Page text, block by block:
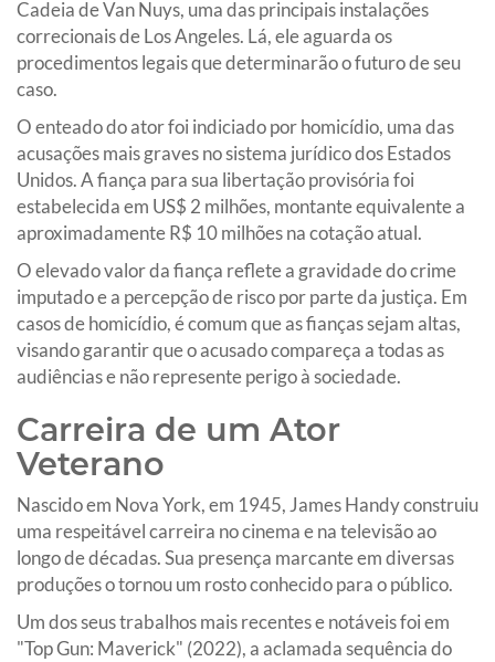
Cadeia de Van Nuys, uma das principais instalações
correcionais de Los Angeles. Lá, ele aguarda os
procedimentos legais que determinarão o futuro de seu
caso.
O enteado do ator foi indiciado por homicídio, uma das
acusações mais graves no sistema jurídico dos Estados
Unidos. A fiança para sua libertação provisória foi
estabelecida em US$ 2 milhões, montante equivalente a
aproximadamente R$ 10 milhões na cotação atual.
O elevado valor da fiança reflete a gravidade do crime
imputado e a percepção de risco por parte da justiça. Em
casos de homicídio, é comum que as fianças sejam altas,
visando garantir que o acusado compareça a todas as
audiências e não represente perigo à sociedade.
Carreira de um Ator
Veterano
Nascido em Nova York, em 1945, James Handy construiu
uma respeitável carreira no cinema e na televisão ao
longo de décadas. Sua presença marcante em diversas
produções o tornou um rosto conhecido para o público.
Um dos seus trabalhos mais recentes e notáveis foi em
"Top Gun: Maverick" (2022), a aclamada sequência do